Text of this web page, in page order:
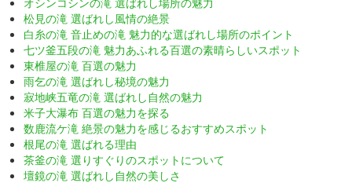
松見の滝 選ばれし風情の絶景
白糸の滝 音止めの滝 魅力的な選ばれし場所のポイント
七ツ釜五段の滝 魅力あふれる百選の素晴らしいスポット
東椎屋の滝 百選の魅力
雨乞の滝 選ばれし秘境の魅力
寂地峡五竜の滝 選ばれし自然の魅力
米子大瀑布 百選の魅力を探る
数鹿流ケ滝 絶景の魅力を感じるおすすめスポット
根尾の滝 選ばれる理由
茶釜の滝 選りすぐりのスポットについて
壇鏡の滝 選ばれし自然の美しさ